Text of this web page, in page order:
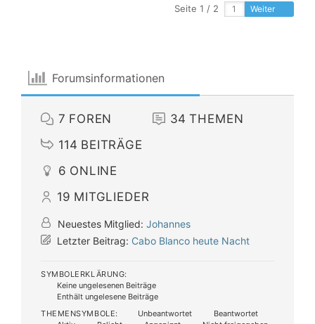
Seite 1 / 2 Weiter
Forumsinformationen
7 FOREN 34 THEMEN
114 BEITRÄGE
6 ONLINE
19 MITGLIEDER
Neuestes Mitglied: Johannes
Letzter Beitrag: Cabo Blanco heute Nacht
SYMBOLERKLÄRUNG:
Keine ungelesenen Beiträge
Enthält ungelesene Beiträge
THEMENSYMBOLE:
Unbeantwortet
Beantwortet